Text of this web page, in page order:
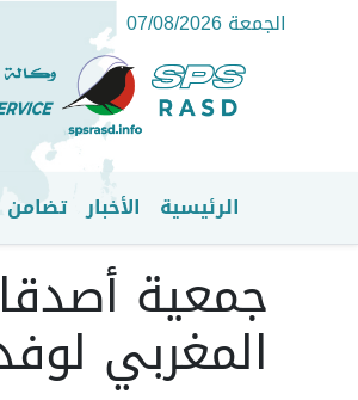
الجمعة 07/08/2026
القائمة الرئيسية
الرئيسية الأخبار تضامن
جمعية
المغربي